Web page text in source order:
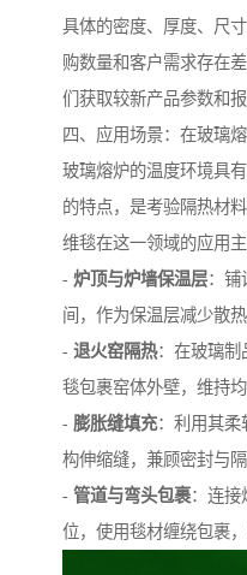
具体的密度、厚度、尺
购数量和客户需求存在
们获取较新产品参数和报
四、应用场景：在玻璃
玻璃熔炉的温度环境具
的特点，是考验隔热材
维毯在这一领域的应用
- 炉顶与炉墙保温层：铺
间，作为保温层减少散热
- 退火窑隔热：在玻璃制
毯包裹窑体外壁，维持均
- 膨胀缝填充：利用其柔
构伸缩缝，兼顾密封与隔
- 管道与弯头包裹：连接
位，使用毯材缠绕包裹